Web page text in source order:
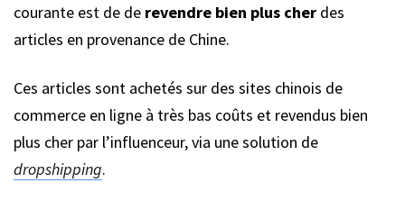
courante est de de revendre bien plus cher des
articles en provenance de Chine.
Ces articles sont achetés sur des sites chinois de
commerce en ligne à très bas coûts et revendus bien
plus cher par l’influenceur, via une solution de
dropshipping.